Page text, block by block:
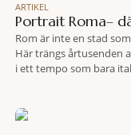
ARTIKEL
Portrait Roma–
Rom är inte en stad
Här trängs årtusenden
i ett tempo som bara